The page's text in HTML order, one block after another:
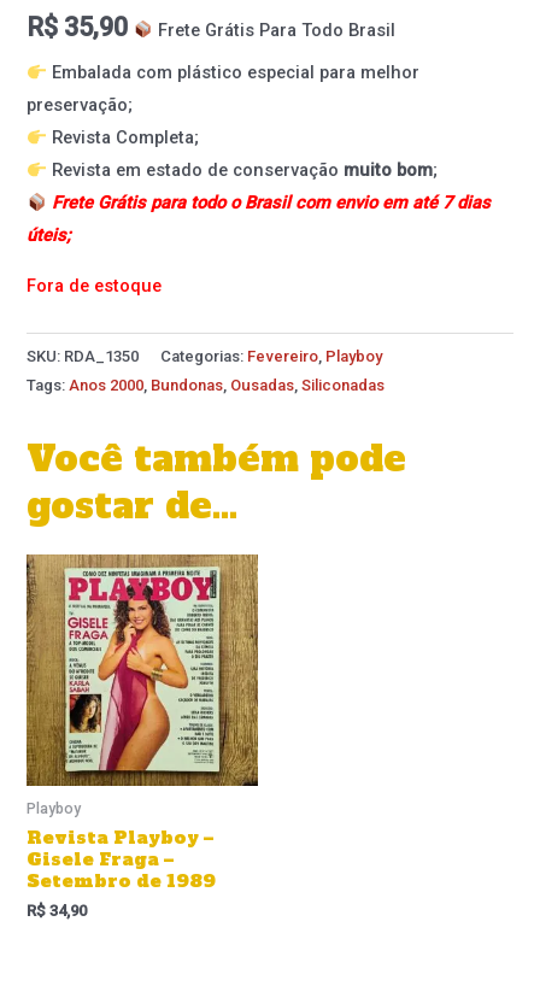
R$ 35,90
Frete Grátis Para Todo Brasil
Embalada com plástico especial para melhor
preservação;
Revista Completa;
Revista em estado de conservação muito bom;
Frete Grátis para todo o Brasil com envio em até 7 dias
úteis;
Fora de estoque
SKU: RDA_1350 Categorias: Fevereiro Playboy
Tags: Anos 2000 Bundonas Ousadas ,Siliconadas
Você também pode
gostar de…
Playboy
Revista Playboy –
Gisele Fraga –
Setembro de 1989
R$ 34,90